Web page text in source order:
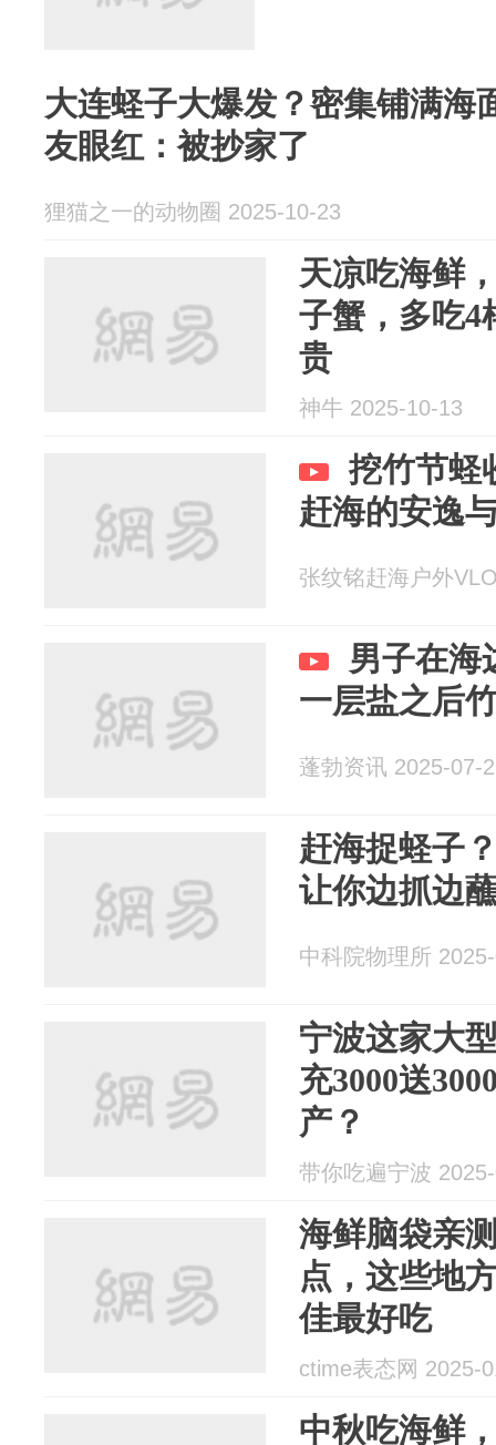
大连蛏子大爆发？密集铺满海
友眼红：被抄家了
狸猫之一的动物圈 2025-10-23
天凉吃海鲜
子蟹，多吃4
贵
神牛 2025-10-13
挖竹节蛏
赶海的安逸
张纹铭赶海户外
男子在海
一层盐之后
蓬勃资讯 2025-07-
赶海捉蛏子
让你边抓边
中科院物理所
宁波这家大
充3000送
产？
带你吃遍宁波
海鲜脑袋亲
点，这些地
佳最好吃
ctime表态网 2025-
中秋吃海鲜